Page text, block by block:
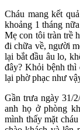
Cháu mang kết
khoảng 1 tháng
Mẹ con tôi tràn trề
đi chữa về, người
lại bắt đầu âu lo,
đây? Khỏi bệnh thì
lại phờ phạc như
Gần trưa ngày 31/
anh họ ở phòng
mình thấy mặt